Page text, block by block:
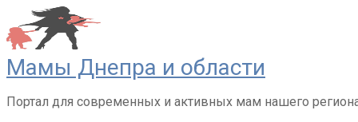
Перейти
к
контенту
Мамы Днепра и области
Портал для современных и активных мам нашего